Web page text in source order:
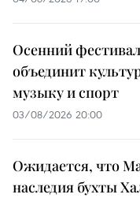
Осенний
объединит
музыку и спорт
03/08/2026 20:00
Ожидается, что
наследия бухты